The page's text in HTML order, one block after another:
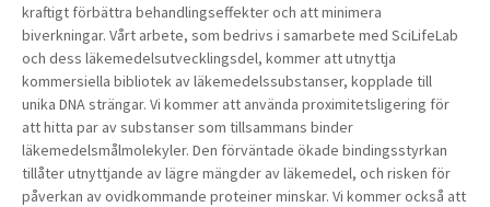
kraftigt förbättra behandlingseffekter och att minimera
biverkningar. Vårt arbete, som bedrivs i samarbete med SciLifeLab
och dess läkemedelsutvecklingsdel, kommer att utnyttja
kommersiella bibliotek av läkemedelssubstanser, kopplade till
unika DNA strängar. Vi kommer att använda proximitetsligering för
att hitta par av substanser som tillsammans binder
läkemedelsmålmolekyler. Den förväntade ökade bindingsstyrkan
tillåter utnyttjande av lägre mängder av läkemedel, och risken för
påverkan av ovidkommande proteiner minskar. Vi kommer också att